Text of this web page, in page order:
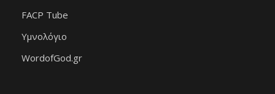
FACP Tube
Υμνολόγιο
WordofGod.gr